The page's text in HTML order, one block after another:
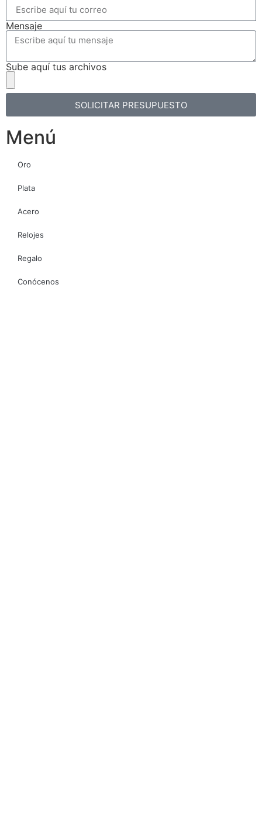
Mensaje
Sube aquí tus archivos
SOLICITAR PRESUPUESTO
Menú
Oro
Plata
Acero
Relojes
Regalo
Conócenos